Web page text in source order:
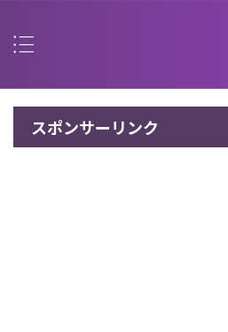
スポンサーリンク